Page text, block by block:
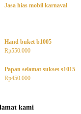
Jasa hias mobil karnaval
Hand buket b1005
Rp550.000
Papan selamat sukses s1015
Rp450.000
kami